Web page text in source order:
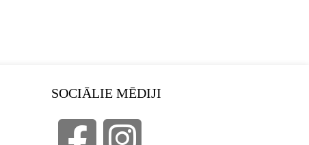
SOCIĀLIE MĒDIJI